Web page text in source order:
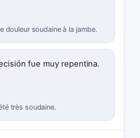
douleur soudaine à la jambe.
fue muy repentina.
très soudaine.